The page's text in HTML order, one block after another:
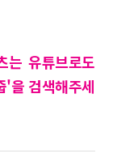
는 유튜브로도
'을 검색해주세